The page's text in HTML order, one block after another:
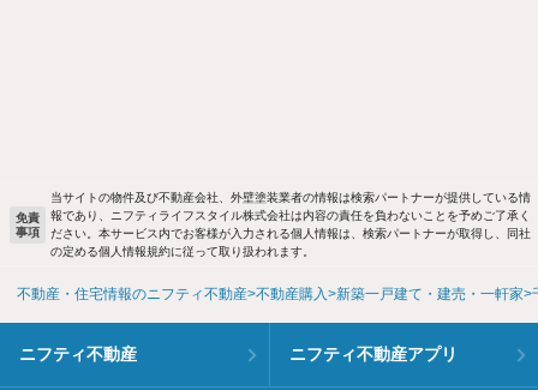
免責
事項
当サイトの物件及び不動産会社、外壁塗装業者の情報は検索パートナーが提供している情
報であり、ニフティライフスタイル株式会社は内容の責任を負わないことを予めご了承く
ださい。本サービス内でお客様が入力される個人情報は、検索パートナーが取得し、同社
の定める個人情報規約に従って取り扱われます。
不動産・住宅情報のニフティ不動産 不動産購入 新築一戸建て・建売・一軒家
ニフティ不動産 ニフティ不動産アプリ